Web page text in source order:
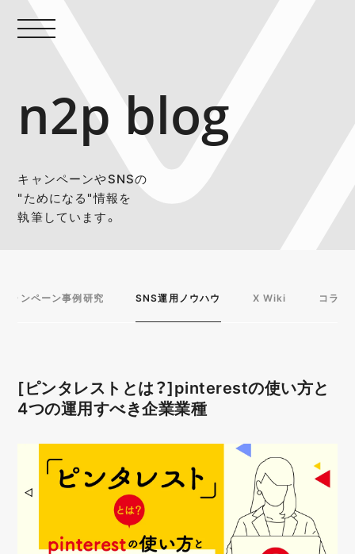
n2p blog
キャンペーンやSNSの
"ためになる"情報を
執筆しています。
キャンペーン事例研究 SNS運用ノウハウ X Wiki コラム
[ピンタレストとは？]pinterestの使い方と
4つの運用すべき企業業種